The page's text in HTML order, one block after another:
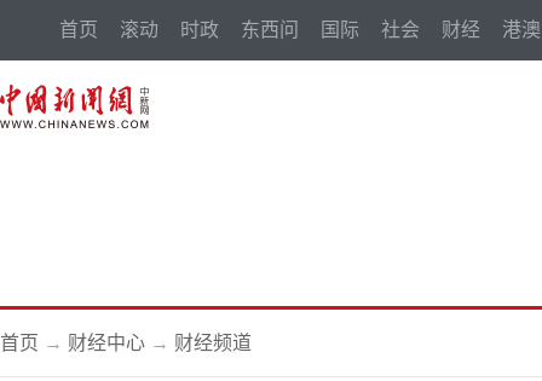
首页 滚动 时政 东西问 国际 社会 财经 港澳
首页 → 财经中心 → 财经频道